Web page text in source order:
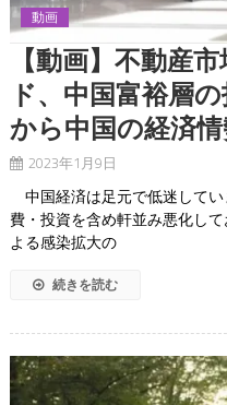
動画
【動画】不動産
ド、中国富裕層
から中国の経済
2023年1月9日
中国経済は足元で低迷して
費・投資を含め軒並み悪化し
よる感染拡大の
続きを読む